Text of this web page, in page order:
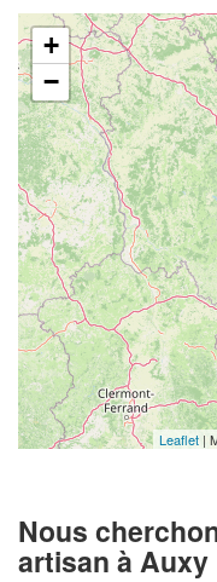
+
−
Leaflet |
Nous
artisan à Auxy